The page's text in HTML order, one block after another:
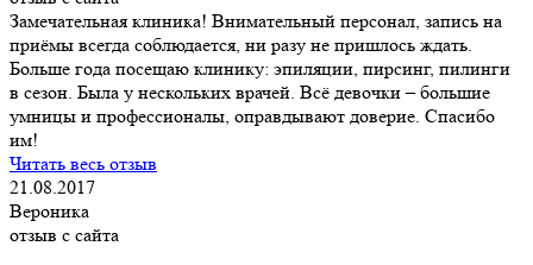
Замечательная клиника! Внимательный персонал, запись на
приёмы всегда соблюдается, ни разу не пришлось ждать.
Больше года посещаю клинику: эпиляции, пирсинг, пилинги
в сезон. Была у нескольких врачей. Всё девочки – большие
умницы и профессионалы, оправдывают доверие. Спасибо
им!
Читать весь отзыв
21.08.2017
Вероника
отзыв с сайта